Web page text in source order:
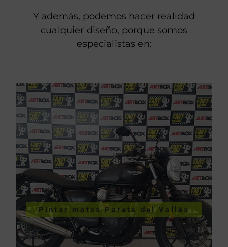
Y además, podemos hacer realidad
cualquier diseño, porque somos
especialistas en:
Pintar motos Parets del Vallès
Pintar motos Parets del
Vallès
VER PINTURA DE MOTOS